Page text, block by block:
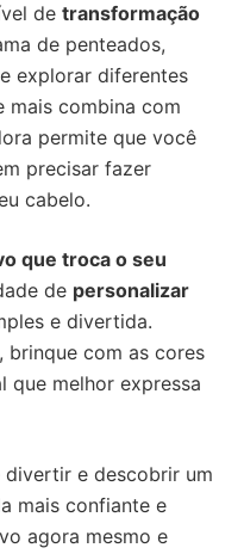
de transformação
de penteados,
explorar diferentes
mais combina com
permite que você
precisar fazer
cabelo.
que troca o seu
de personalizar
e divertida.
brinque com as cores
que melhor expressa
divertir e descobrir um
mais confiante e
agora mesmo e